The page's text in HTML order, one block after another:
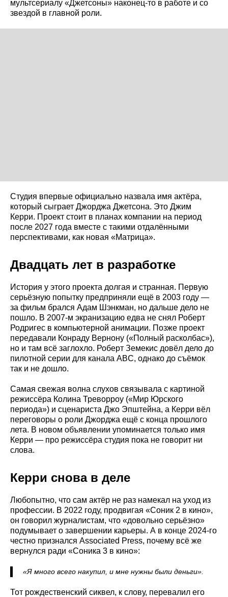
мультсериалу «Джетсоны» наконец-то в работе и со
звездой в главной роли.
Студия впервые официально назвала имя актёра,
который сыграет Джорджа Джетсона. Это Джим
Керри. Проект стоит в планах компании на период
после 2027 года вместе с такими отдалёнными
перспективами, как новая «Матрица».
Двадцать лет в разработке
История у этого проекта долгая и странная. Первую
серьёзную попытку предприняли ещё в 2003 году —
за фильм брался Адам Шэнкман, но дальше дело не
пошло. В 2007-м экранизацию едва не снял Роберт
Родригес в компьютерной анимации. Позже проект
передавали Конраду Вернону («Полный расколбас»),
но и там всё заглохло. Роберт Земекис довёл дело до
пилотной серии для канала ABC, однако до съёмок
так и не дошло.
Самая свежая волна слухов связывала с картиной
режиссёра Колина Треворроу («Мир Юрского
периода») и сценариста Джо Эпштейна, а Керри вёл
переговоры о роли Джорджа ещё с конца прошлого
лета. В новом объявлении упоминается только имя
Керри — про режиссёра студия пока не говорит ни
слова.
Керри снова в деле
Любопытно, что сам актёр не раз намекал на уход из
профессии. В 2022 году, продвигая «Соник 2 в кино»,
он говорил журналистам, что «довольно серьёзно»
подумывает о завершении карьеры. А в конце 2024-го
честно признался Associated Press, почему всё же
вернулся ради «Соника 3 в кино»:
«Я много всего накупил, и мне нужны были деньги».
Тот рождественский сиквел, к слову, перевалил его